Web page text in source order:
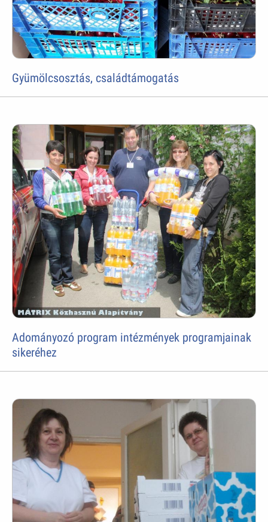
Gyümölcsosztás, családtámogatás
Adományozó program intézmények programjainak
sikeréhez